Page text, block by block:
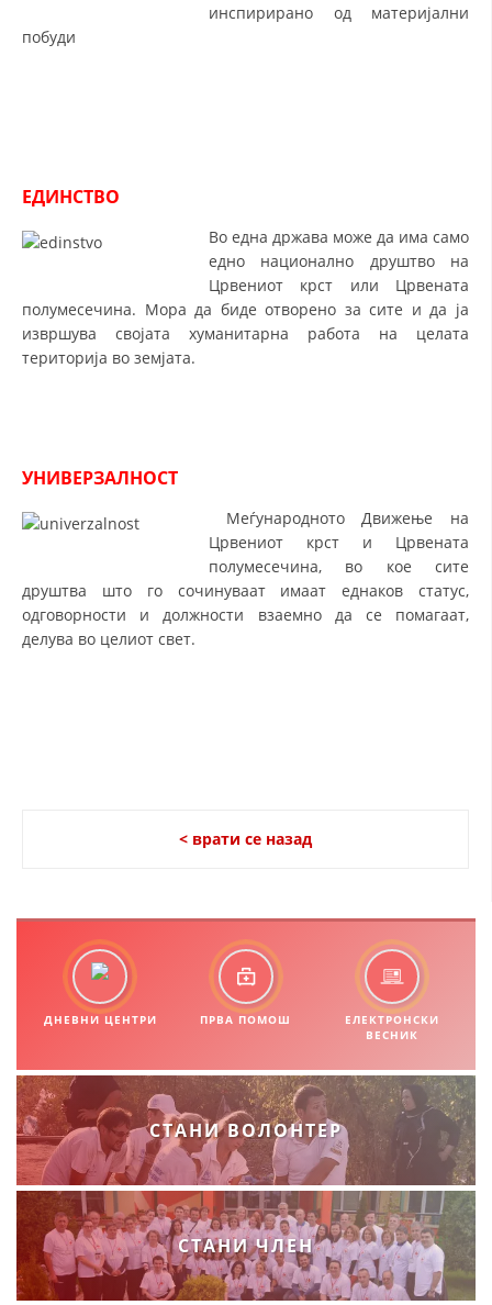
МЕЃУНАРОДНА СОРАБОТКА
КРВОДАРИТЕЛСТВО
ИНФОРМАЦИИ ЗА БОЛЕСТИ
МЕНАЏМЕНТ НА ВОЛОНТЕРИ
ПРИРАЧНИЦИ
инспирирано од материјални
побуди
ЕДИНСТВО
Во една држава може да има само
едно национално друштво на
Црвениот крст или Црвената
полумесечина. Мора да биде отворено за сите и да ја
извршува својата хуманитарна работа на целата
територија во земјата.
УНИВЕРЗАЛНОСТ
Меѓународното Движење на
Црвениот крст и Црвената
полумесечина, во кое сите
друштва што го сочинуваат имаат еднаков статус,
одговорности и должности взаемно да се помагаат,
делува во целиот свет.
< врати се назад
ДНЕВНИ ЦЕНТРИ ПРВА ПОМОШ
ЕЛЕКТРОНСКИ
ВЕСНИК
СТАНИ ВОЛОНТЕР
СТАНИ ЧЛЕН